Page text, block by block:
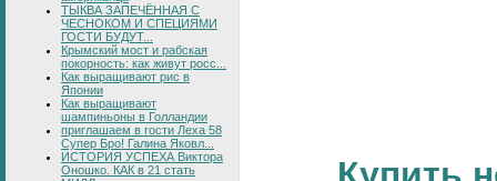
ТЫКВА ЗАПЕЧЁННАЯ С
ЧЕСНОКОМ И СПЕЦИЯМИ
ГОСТИ БУДУТ...
Крымский мост и рабская
покорность: как живут росс...
Как выращивают рис в
Японии
Как выращивают
шампиньоны в Голландии
приглашаем в гости Леха 58
Супер Бро! Галина Яковл...
ИСТОРИЯ УСПЕХА Виктора
Оношко. КАК в 21 стать